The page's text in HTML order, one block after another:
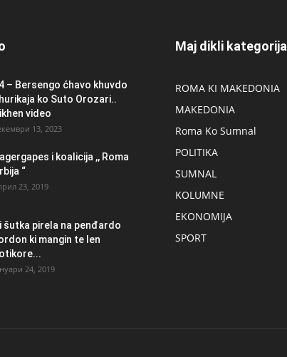
– Bersengo ćhavo khuvdo
ko Suto Orozari..
video
13, 2023
i koalicija ,, Roma
“
23, 2019
šutka pirela na penđardo
ki mangin te len
24, 2019
Maj dikli kategorija
ROMA KI MAKEDONIA
MAKEDONIA
Roma Ko Sumnal
POLITIKA
SUMNAL
KOLUMNE
EKONOMIJA
SPORT